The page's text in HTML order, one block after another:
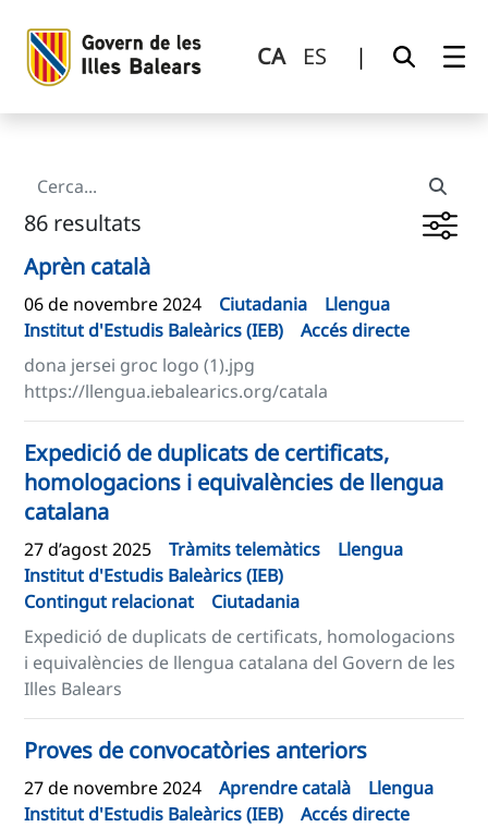
CA ES |
86 resultats
Aprèn català
06 de novembre 2024 Ciutadania
Llengua
Institut d'Estudis Baleàrics (IEB)
Accés directe
dona jersei groc logo (1).jpg
https://llengua.iebalearics.org/catala
Expedició de duplicats de certificats,
homologacions i equivalències de llengua
catalana
27 d’agost 2025 Tràmits telemàtics
Llengua
Institut d'Estudis Baleàrics (IEB)
Contingut relacionat
Ciutadania
Expedició de duplicats de certificats, homologacions
i equivalències de llengua catalana del Govern de les
Illes Balears
Proves de convocatòries anteriors
27 de novembre 2024 Aprendre català
Llengua
Institut d'Estudis Baleàrics (IEB)
Accés directe